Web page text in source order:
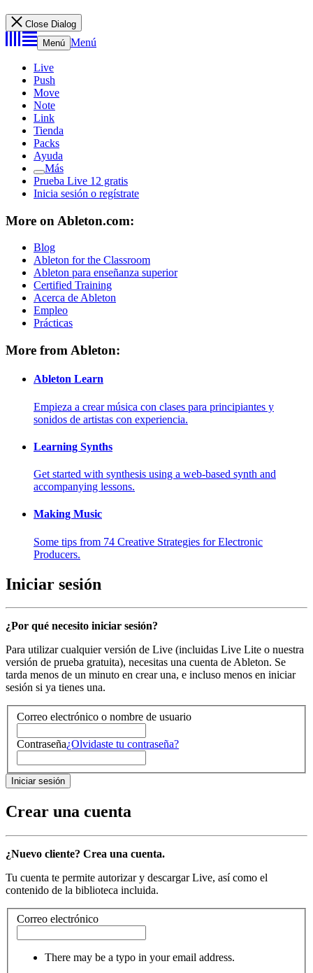
Close Dialog
Menú Menú
Live
Push
Move
Note
Link
Tienda
Packs
Ayuda
Más
Prueba Live 12 gratis
Inicia sesión o regístrate
More on Ableton.com:
Blog
Ableton for the Classroom
Ableton para enseñanza superior
Certified Training
Acerca de Ableton
Empleo
Prácticas
More from Ableton:
Ableton Learn
Empieza a crear música con clases para principiantes y
sonidos de artistas con experiencia.
Learning Synths
Get started with synthesis using a web-based synth and
accompanying lessons.
Making Music
Some tips from 74 Creative Strategies for Electronic
Producers.
Iniciar sesión
¿Por qué necesito iniciar sesión?
Para utilizar cualquier versión de Live (incluidas Live Lite o nuestra
versión de prueba gratuita), necesitas una cuenta de Ableton. Se
tarda menos de un minuto en crear una, e incluso menos en iniciar
sesión si ya tienes una.
Correo electrónico o nombre de usuario
Contraseña¿Olvidaste tu contraseña?
Crear una cuenta
¿Nuevo cliente? Crea una cuenta.
Tu cuenta te permite autorizar y descargar Live, así como el
contenido de la biblioteca incluida.
Correo electrónico
There may be a typo in your email address.